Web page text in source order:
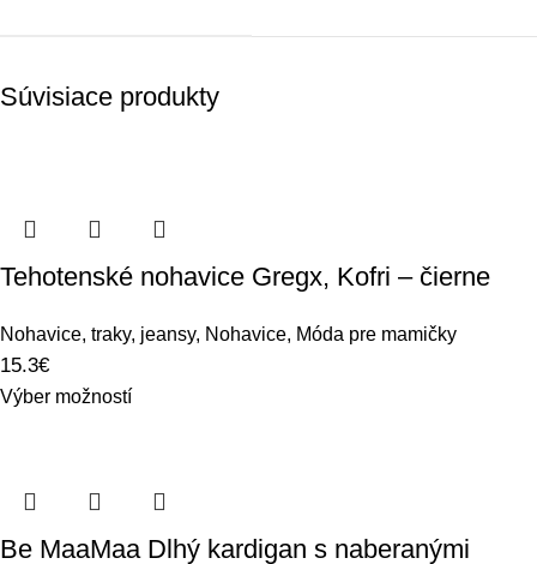
Súvisiace produkty
Tehotenské nohavice Gregx, Kofri – čierne
Nohavice, traky, jeansy, Nohavice, Móda pre mamičky
15.3€
Výber možností
Be MaaMaa Dlhý kardigan s naberanými